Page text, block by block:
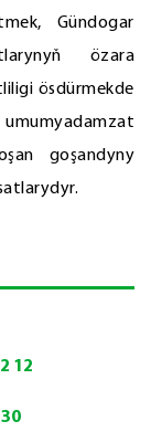
Gündogar
özara
ösdürmekde
goşandyny
12